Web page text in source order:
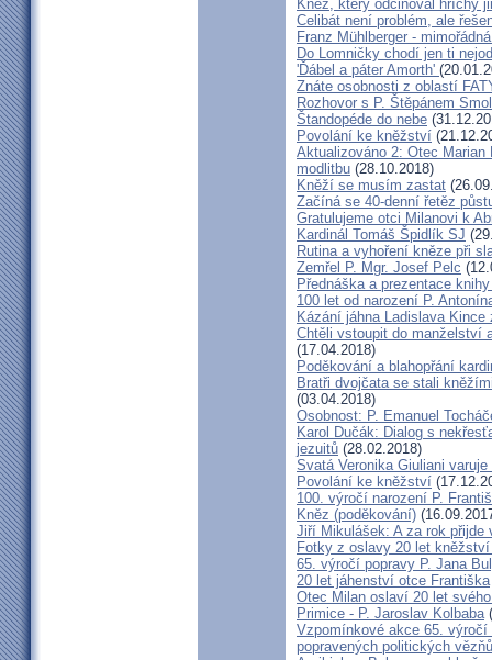
Kněz, který odčiňoval hříchy
Celibát není problém, ale
Franz Mühlberger -
Do Lomničky chodí jen ti
'Ďábel a páter Amorth'
Znáte osobnosti z oblastí
Rozhovor s P. Štěpánem
Štandopéde do nebe
Povolání ke kněžství
Aktualizováno 2: Otec
modlitbu (28.10.2018)
Kněží se musím zastat
Začíná se 40-denní řetěz
Gratulujeme otci Milanovi k
Kardinál Tomáš Špidlík SJ
Rutina a vyhoření kněze při
Zemřel P. Mgr. Josef Pelc
Přednáška a prezentace
100 let od narození P.
Kázání jáhna Ladislava
Chtěli vstoupit do manželství
(17.04.2018)
Poděkování a blahopřání
Bratři dvojčata se stali
(03.04.2018)
Osobnost: P. Emanuel
Karol Dučák: Dialog s
jezuitů (28.02.2018)
Svatá Veronika Giuliani
Povolání ke kněžství
100. výročí narození P.
Kněz (poděkování)
Jiří Mikulášek: A za rok
Fotky z oslavy 20 let
65. výročí popravy P. Jana
20 let jáhenství otce Františka
Otec Milan oslaví 20 let
Primice - P. Jaroslav Kolbaba
Vzpomínkové akce 65.
popravených politických vězňů